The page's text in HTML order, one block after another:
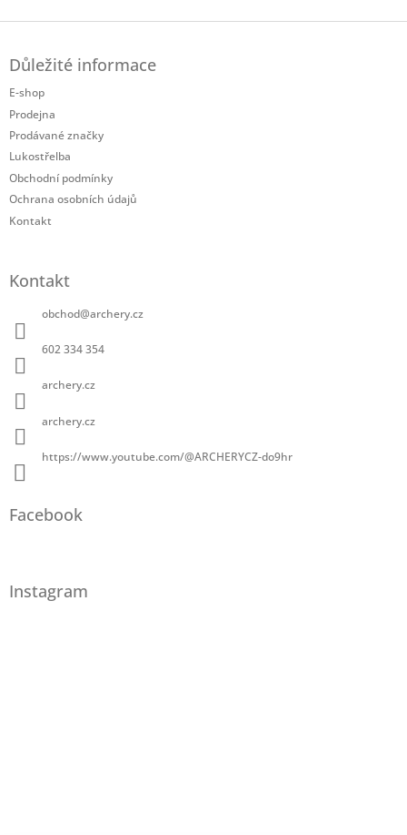
Důležité informace
E-shop
Prodejna
Prodávané značky
Lukostřelba
Obchodní podmínky
Ochrana osobních údajů
Kontakt
Kontakt
obchod@archery.cz
602 334 354
archery.cz
archery.cz
https://www.youtube.com/@ARCHERYCZ-do9hr
Facebook
Instagram